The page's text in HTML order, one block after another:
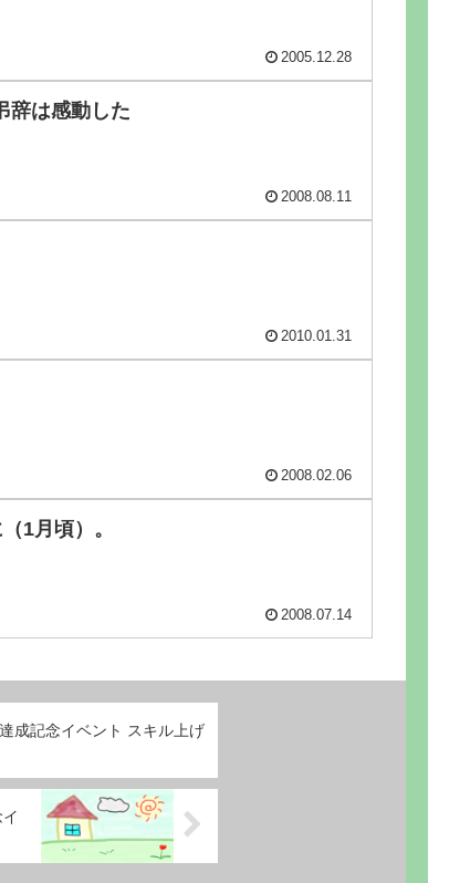
2005.12.28
辞は感動した
2008.08.11
2010.01.31
2008.02.06
1月頃）。
2008.07.14
成記念イベント スキル上げ